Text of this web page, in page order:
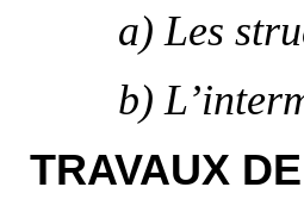
a) Les
b)
TRAVAUX